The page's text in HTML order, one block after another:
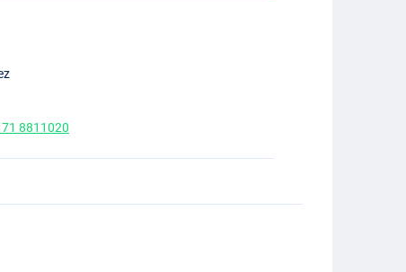
8811020